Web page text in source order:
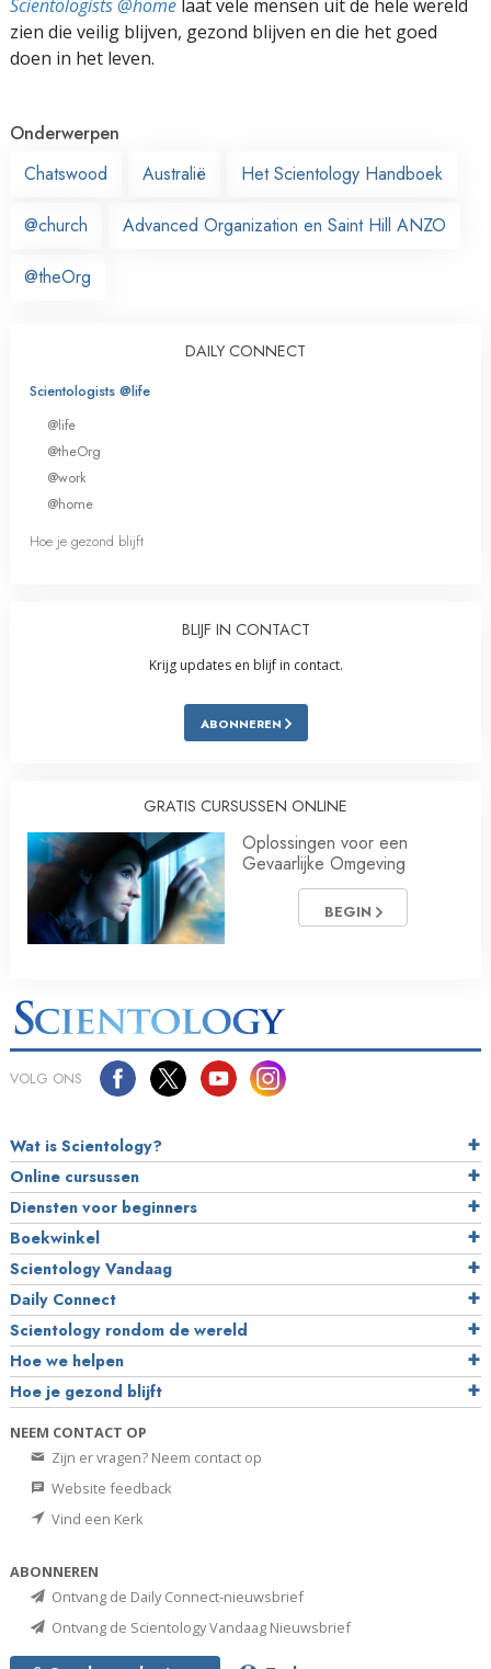
Scientologists @home laat vele mensen uit de hele wereld
zien die veilig blijven, gezond blijven en die het goed
doen in het leven.
Onderwerpen
Chatswood
Australië Het Scientology Handboek
@church Advanced Organization en Saint Hill ANZO
@theOrg
DAILY CONNECT
Scientologists @life
@life
@theOrg
@work
@home
Hoe je gezond blijft
BLIJF IN CONTACT
Krijg updates en blijf in contact.
ABONNEREN
GRATIS CURSUSSEN ONLINE
Oplossingen voor een
Gevaarlijke Omgeving
BEGIN
VOLG ONS
Wat is Scientology?
Online cursussen
Diensten voor beginners
Boekwinkel
Scientology Vandaag
Daily Connect
Scientology rondom de wereld
Hoe we helpen
Hoe je gezond blijft
NEEM CONTACT OP
Zijn er vragen? Neem contact op
Website feedback
Vind een Kerk
ABONNEREN
Ontvang de Daily Connect-nieuwsbrief
Ontvang de Scientology Vandaag Nieuwsbrief